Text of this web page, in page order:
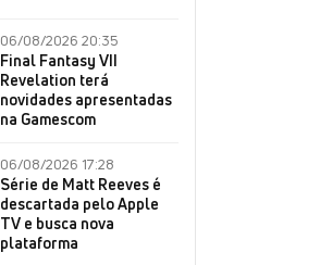
06/08/2026 20:35
Final Fantasy VII
Revelation terá
novidades apresentadas
na Gamescom
06/08/2026 17:28
Série de Matt Reeves é
descartada pelo Apple
TV e busca nova
plataforma